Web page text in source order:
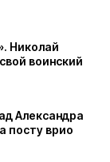
Николай
воинский
Александра
посту врио